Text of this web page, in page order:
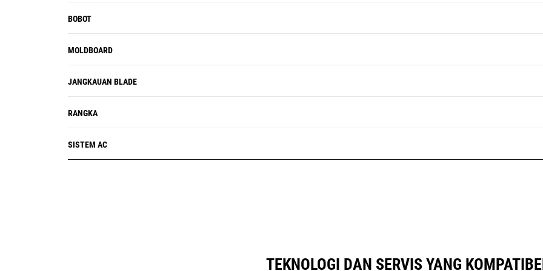
BOBOT
MOLDBOARD
JANGKAUAN BLADE
RANGKA
SISTEM AC
TEKNOLOGI DAN SERVIS YANG